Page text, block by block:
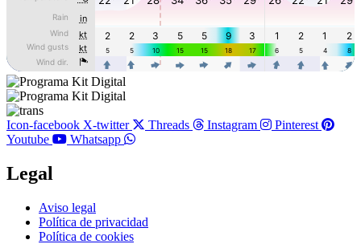
Icon-facebook X-twitter Threads Instagram
Pinterest
Youtube
Whatsapp
Legal
Main
Menu
Aviso legal
Política de privacidad
Política de cookies